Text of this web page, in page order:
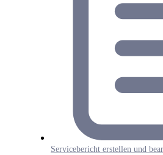
Servicebericht erstellen und